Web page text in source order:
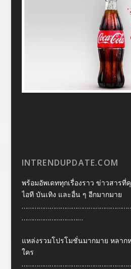
INTRENDUPDATE.COM
พร้อมอัพเดททุกเรื่องราว ข่าวสารที่
ไอที บันเทิง และอื่น ๆ อีกมากมาย
……………………………
แหล่งรวมโปรโมชั่นมากมาย หลาก
ใคร